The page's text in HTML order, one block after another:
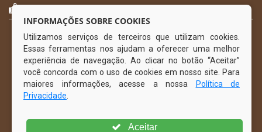
CURTA NOSSA FAN PAGE
INFORMAÇÕES SOBRE COOKIES
Utilizamos serviços de terceiros que utilizam cookies.
Essas ferramentas nos ajudam a oferecer uma melhor
experiência de navegação. Ao clicar no botão “Aceitar”
você concorda com o uso de cookies em nosso site. Para
maiores informações, acesse a nossa
Política de
Privacidade
Aceitar